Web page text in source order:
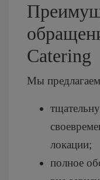
Catering
Мы
локации;
полное